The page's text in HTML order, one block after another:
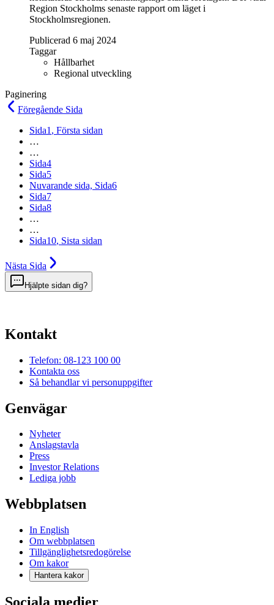
Region Stockholms senaste rapport om läget i
Stockholmsregionen.
Publicerad 6 maj 2024
Taggar
Hållbarhet
Regional utveckling
Paginering
Föregående Sida
Sida1 , Första sidan
…
…
Sida4
Sida5
Nuvarande sida, Sida6
Sida7
Sida8
…
…
Sida10, Sista sidan
Nästa Sida
Hjälpte sidan dig?
Kontakt
Telefon: 08-123 100 00
Kontakta oss
Så behandlar vi personuppgifter
Genvägar
Nyheter
Anslagstavla
Press
Investor Relations
Lediga jobb
Webbplatsen
In English
Om webbplatsen
Tillgänglighetsredogörelse
Om kakor
Hantera kakor